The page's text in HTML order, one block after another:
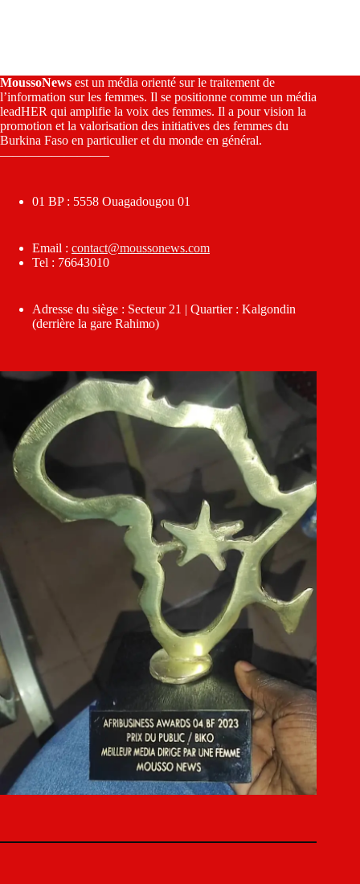
MoussoNews est un média orienté sur le traitement de
l’information sur les femmes. Il se positionne comme un média
leadHER qui amplifie la voix des femmes. Il a pour vision la
promotion et la valorisation des initiatives des femmes du
Burkina Faso en particulier et du monde en général.
————————–
01 BP : 5558 Ouagadougou 01
Email : contact@moussonews.com
Tel : 76643010
Adresse du siège : Secteur 21 | Quartier : Kalgondin
(derrière la gare Rahimo)